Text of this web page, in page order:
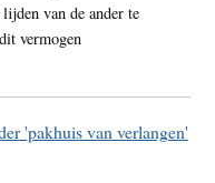
van de ander te
vermogen
'pakhuis van verlangen'